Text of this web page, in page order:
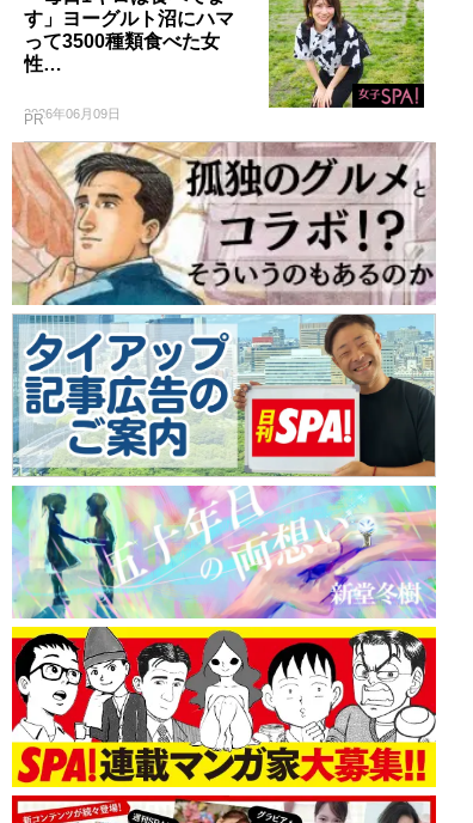
す」ヨーグルト沼にハマ
って3500種類食べた女
性…
2026年06月09日
PR